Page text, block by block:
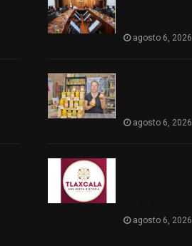
agosto 6, 2026
agosto 6, 2026
agosto 6, 2026